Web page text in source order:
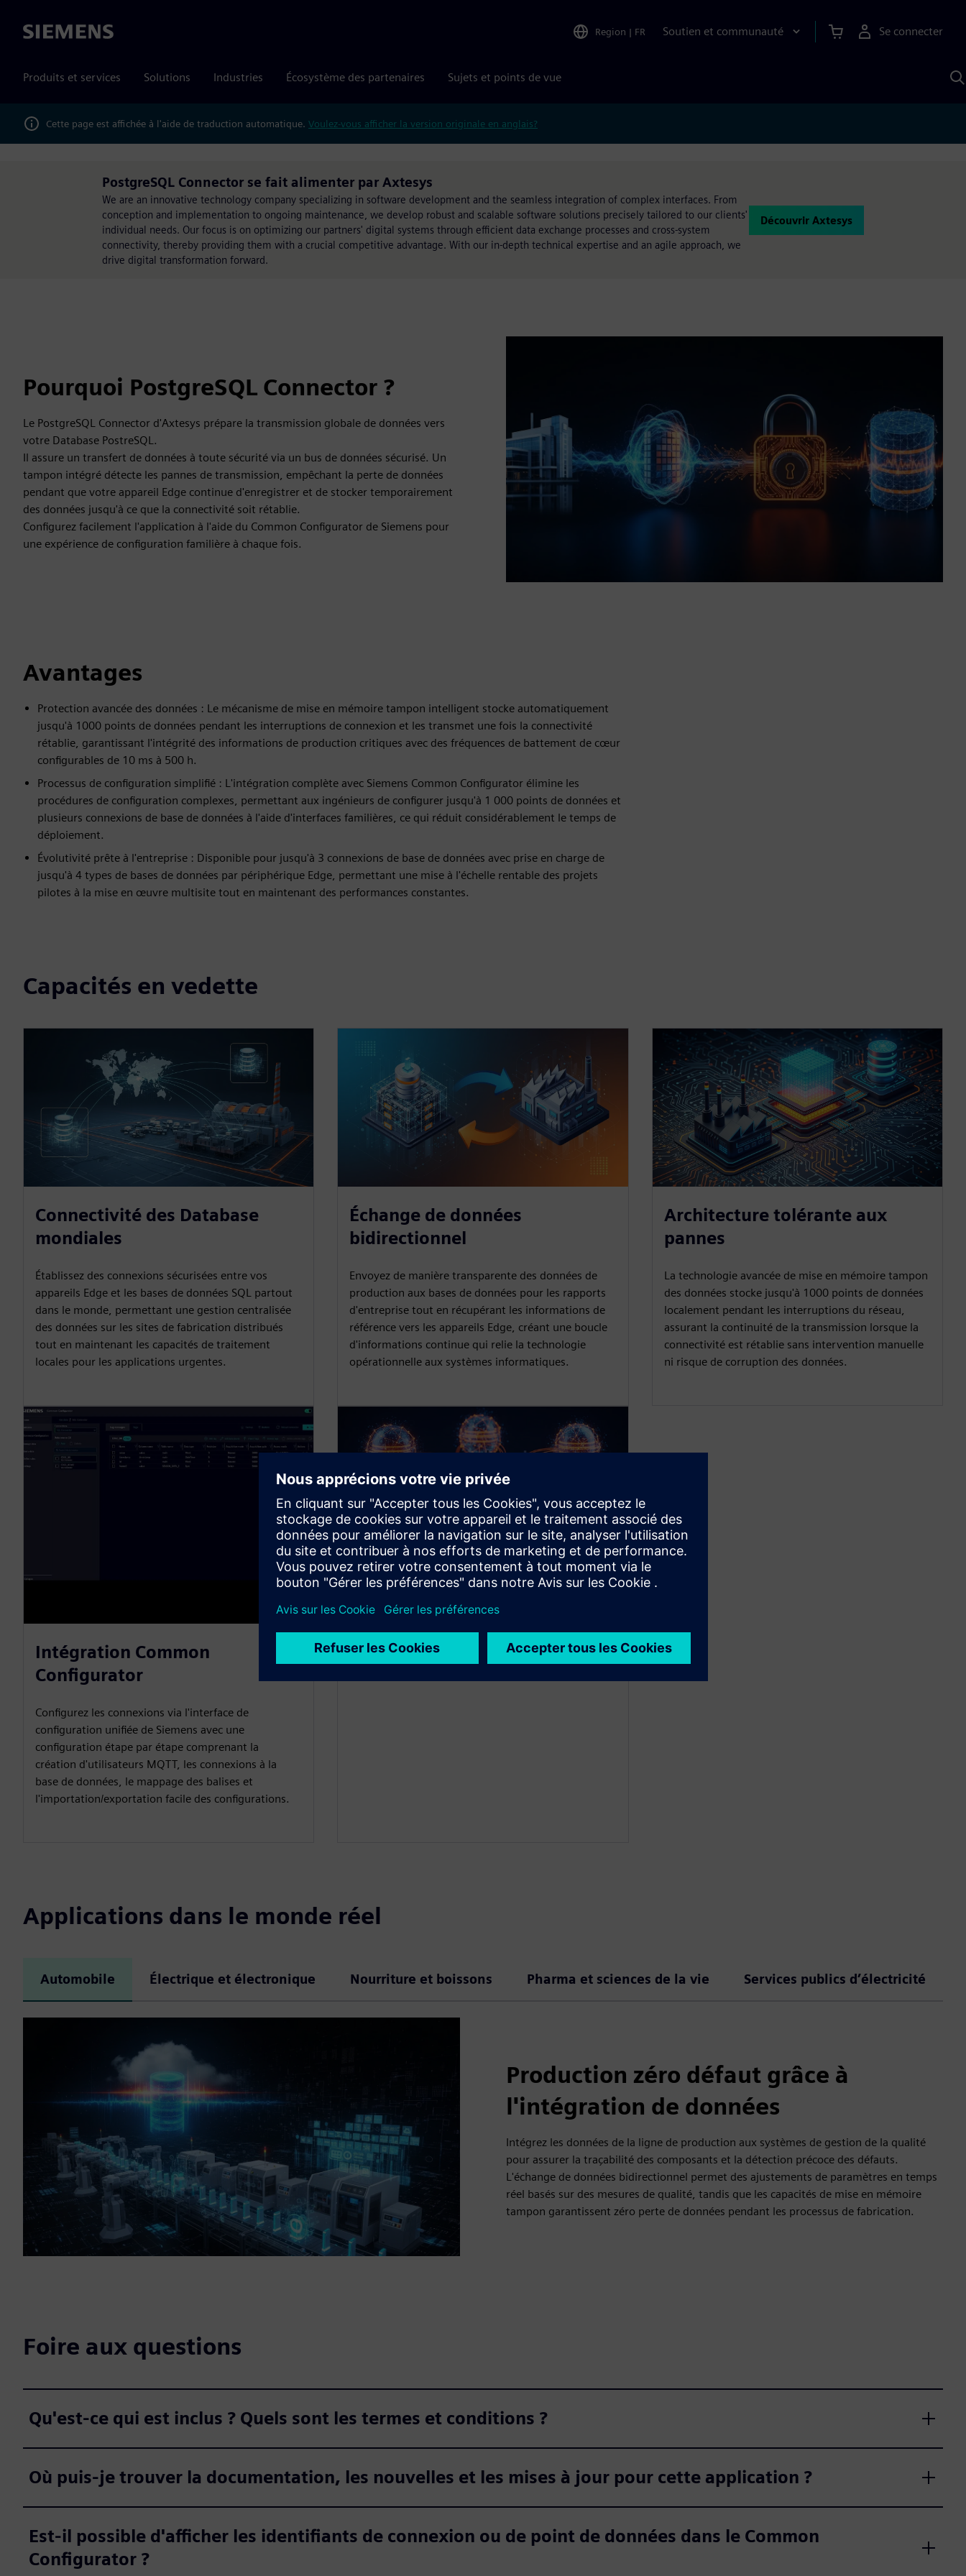
Siemens Region | FR Soutien et communauté Se connecter
Produits et services Solutions Industries Écosystème des partenaires Sujets et points de vue
Cette page est affichée à l'aide de traduction automatique. Voulez-vous afficher la version originale en anglais?
PostgreSQL Connector se fait alimenter par Axtesys
We are an innovative technology company specializing in software development and the seamless integration of complex interfaces. From
conception and implementation to ongoing maintenance, we develop robust and scalable software solutions precisely tailored to our clients'
individual needs. Our focus is on optimizing our partners' digital systems through efficient data exchange processes and cross-system
connectivity, thereby providing them with a crucial competitive advantage. With our in-depth technical expertise and an agile approach, we
drive digital transformation forward.
Découvrir Axtesys
Pourquoi PostgreSQL Connector ?
Le PostgreSQL Connector d'Axtesys prépare la transmission globale de données vers
votre Database PostreSQL.
Il assure un transfert de données à toute sécurité via un bus de données sécurisé. Un
tampon intégré détecte les pannes de transmission, empêchant la perte de données
pendant que votre appareil Edge continue d'enregistrer et de stocker temporairement
des données jusqu'à ce que la connectivité soit rétablie.
Configurez facilement l'application à l'aide du Common Configurator de Siemens pour
une expérience de configuration familière à chaque fois.
Avantages
Protection avancée des données : Le mécanisme de mise en mémoire tampon intelligent stocke automatiquement
jusqu'à 1000 points de données pendant les interruptions de connexion et les transmet une fois la connectivité
rétablie, garantissant l'intégrité des informations de production critiques avec des fréquences de battement de cœur
configurables de 10 ms à 500 h.
Processus de configuration simplifié : L'intégration complète avec Siemens Common Configurator élimine les
procédures de configuration complexes, permettant aux ingénieurs de configurer jusqu'à 1 000 points de données et
plusieurs connexions de base de données à l'aide d'interfaces familières, ce qui réduit considérablement le temps de
déploiement.
Évolutivité prête à l'entreprise : Disponible pour jusqu'à 3 connexions de base de données avec prise en charge de
jusqu'à 4 types de bases de données par périphérique Edge, permettant une mise à l'échelle rentable des projets
pilotes à la mise en œuvre multisite tout en maintenant des performances constantes.
Capacités en vedette
Connectivité des Database
mondiales
Établissez des connexions sécurisées entre vos
appareils Edge et les bases de données SQL partout
dans le monde, permettant une gestion centralisée
des données sur les sites de fabrication distribués
tout en maintenant les capacités de traitement
locales pour les applications urgentes.
Échange de données
bidirectionnel
Envoyez de manière transparente des données de
production aux bases de données pour les rapports
d'entreprise tout en récupérant les informations de
référence vers les appareils Edge, créant une boucle
d'informations continue qui relie la technologie
opérationnelle aux systèmes informatiques.
Architecture tolérante aux
pannes
La technologie avancée de mise en mémoire tampon
des données stocke jusqu'à 1000 points de données
localement pendant les interruptions du réseau,
assurant la continuité de la transmission lorsque la
connectivité est rétablie sans intervention manuelle
ni risque de corruption des données.
Intégration Common
Configurator
Configurez les connexions via l'interface de
configuration unifiée de Siemens avec une
configuration étape par étape comprenant la
création d'utilisateurs MQTT, les connexions à la
base de données, le mappage des balises et
l'importation/exportation facile des configurations.
Gestion multi-bases Database
Vous pouvez connecter jusqu'à 3 bases de données
différentes avec une instance d'application en même
temps !
Applications dans le monde réel
Automobile Électrique et électronique Nourriture et boissons Pharma et sciences de la vie Services publics d’électricité
Production zéro défaut grâce à
l'intégration de données
Intégrez les données de la ligne de production aux systèmes de gestion de la qualité
pour assurer la traçabilité des composants et la détection précoce des défauts.
L'échange de données bidirectionnel permet des ajustements de paramètres en temps
réel basés sur des mesures de qualité, tandis que les capacités de mise en mémoire
tampon garantissent zéro perte de données pendant les processus de fabrication.
Foire aux questions
Qu'est-ce qui est inclus ? Quels sont les termes et conditions ?
Où puis-je trouver la documentation, les nouvelles et les mises à jour pour cette application ?
Est-il possible d'afficher les identifiants de connexion ou de point de données dans le Common
Configurator ?